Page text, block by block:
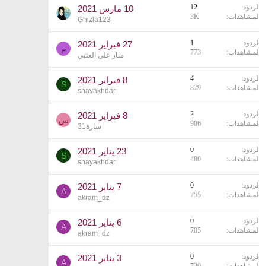
الردود
12
المشاهدات
3K
10 مارس 2021
Ghizla123
الردود
1
المشاهدات
773
27 فبراير 2021
منار علي العتبي
م
الردود
4
المشاهدات
879
8 فبراير 2021
shayakhdar
S
الردود
2
المشاهدات
906
8 فبراير 2021
سارة31
س
الردود
0
المشاهدات
480
23 يناير 2021
shayakhdar
S
الردود
0
المشاهدات
755
7 يناير 2021
akram_dz
A
الردود
0
المشاهدات
705
6 يناير 2021
akram_dz
A
الردود
0
3 يناير 2021 A